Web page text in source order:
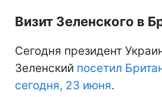
Визит Зеленского в
Сегодня президент
Зеленский посетил
сегодня, 23 июня.